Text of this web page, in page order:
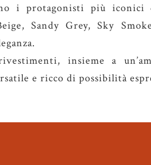
i protagonisti più iconici
Sandy Grey, Sky
insieme a
e ricco di possibilità